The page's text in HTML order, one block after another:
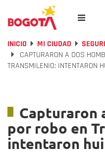
INICIO MI CIUDAD
CAPTURARON A DOS
TRANSMILENIO: INTENTARON
Capturaron
por robo en
intentaron